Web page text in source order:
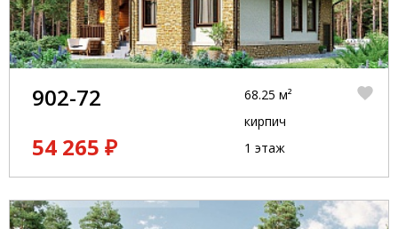
902-72
54 265 ₽
68.25 м²
кирпич
1 этаж